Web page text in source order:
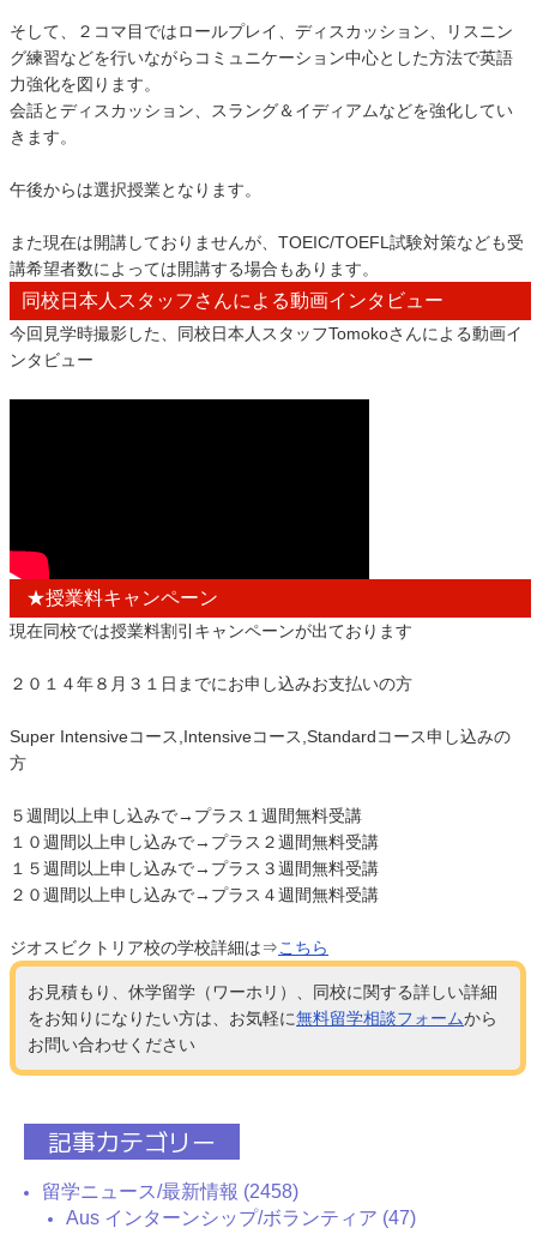
そして、２コマ目ではロールプレイ、ディスカッション、リスニン
グ練習などを行いながらコミュニケーション中心とした方法で英語
力強化を図ります。
会話とディスカッション、スラング＆イディアムなどを強化してい
きます。
午後からは選択授業となります。
また現在は開講しておりませんが、TOEIC/TOEFL試験対策なども受
講希望者数によっては開講する場合もあります。
同校日本人スタッフさんによる動画インタビュー
今回見学時撮影した、同校日本人スタッフTomokoさんによる動画イ
ンタビュー
★授業料キャンペーン
現在同校では授業料割引キャンペーンが出ております
２０１４年８月３１日までにお申し込みお支払いの方
Super Intensiveコース,Intensiveコース,Standardコース申し込みの
方
５週間以上申し込みで→プラス１週間無料受講
１０週間以上申し込みで→プラス２週間無料受講
１５週間以上申し込みで→プラス３週間無料受講
２０週間以上申し込みで→プラス４週間無料受講
ジオスビクトリア校の学校詳細は⇒こちら
お見積もり、休学留学（ワーホリ）、同校に関する詳しい詳細
をお知りになりたい方は、お気軽に無料留学相談フォームから
お問い合わせください
記事カテゴリー
留学ニュース/最新情報 (2458)
Aus インターンシップ/ボランティア (47)